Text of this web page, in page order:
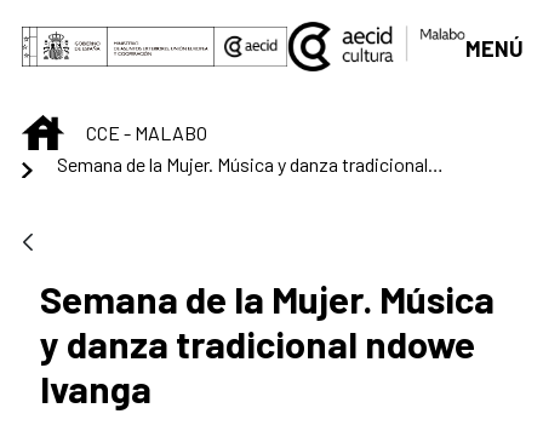
Saltar al contenido principal
MENÚ
INICIOCCE - MALABO
Semana de la Mujer. Música y danza tradicional ndowe Ivanga
Semana de la Mujer. Música
y danza tradicional ndowe
Ivanga